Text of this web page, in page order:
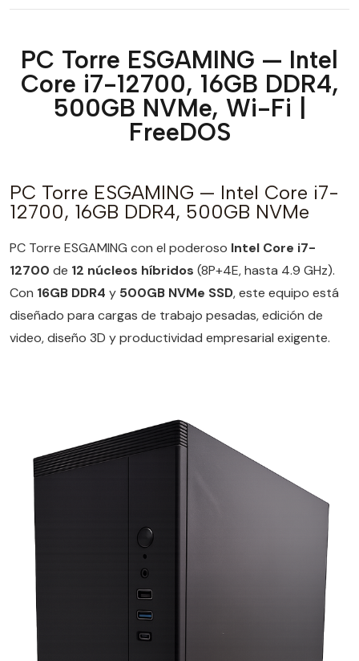
PC Torre ESGAMING — Intel
Core i7-12700, 16GB DDR4,
500GB NVMe, Wi-Fi |
FreeDOS
PC Torre ESGAMING — Intel Core i7-
12700, 16GB DDR4, 500GB NVMe
PC Torre ESGAMING con el poderoso Intel Core i7-
12700 de 12 núcleos híbridos (8P+4E, hasta 4.9 GHz).
Con 16GB DDR4 y 500GB NVMe SSD, este equipo está
diseñado para cargas de trabajo pesadas, edición de
video, diseño 3D y productividad empresarial exigente.